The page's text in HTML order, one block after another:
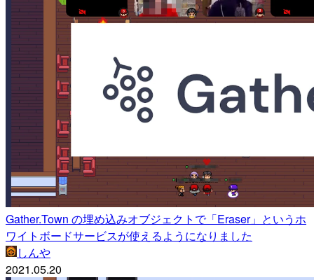
Gather.Town の埋め込みオブジェクトで「Eraser」というホ
ワイトボードサービスが使えるようになりました
しんや
2021.05.20